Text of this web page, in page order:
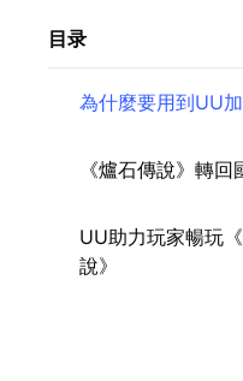
目录
為什麼要用到UU
《爐石傳說》轉回
UU助力玩家暢玩
說》